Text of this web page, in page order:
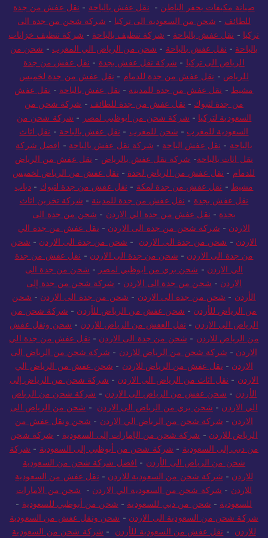
صيانة مكيفات بحفر الباطن - نقل عفش بالباحة - نقل عفش من جدة
للطائف - شحن من السعودية الى تركيا - شركة شحن من جدة الى
تركيا - نقل عفش بالباحة - شركة تنظيف بالباحة - شركة تنظيف خزانات
بالباحة - نقل عفش بالباحة - شحن من الرياض الي المغرب - شحن من
الرياض الى تركيا - شركة نقل عفش بجدة - نقل عفش من جدة
للرياض - نقل عفش من جدة للدمام - نقل عفش من جدة لخميس
مشيط - نقل عفش من جدة للمدينة - نقل عفش بالباحة - نقل عفش
من جدة لتبوك - نقل عفش من جدة للطائف - شركة شحن من
السعودية لتركيا - شركة شحن من ابوظبي لمصر - شركة شحن من
السعودية للمغرب - شحن للمغرب - نقل عفش بالباحة - نقل اثاث
بالباحة - نقل عفش الباحة - شركة نقل عفش بالباحة - افضل شركة
نقل اثاث بالباحة- شركة نقل عفش بالرياض - نقل عفش من الرياض
للدمام - نقل عفش من الرياض لجدة - نقل عفش من الرياض لخميس
مشيط - نقل عفش من جدة لمكة - نقل عفش من جدة لتبوك - دباب
نقل عفش بجدة - نقل عفش من جدة للمدينة - شركة تخزين اثاث
بجدة - نقل عفش من جدة الي الاردن - شحن من جدة الى
الاردن - شركة شحن من جدة الى الاردن - نقل عفش من جدة الي
الاردن - شحن من جدة الى الاردن - شحن من جدة الى الاردن - شحن
من جدة الى الاردن - شحن من جدة الى الاردن - نقل عفش من جدة
الي الاردن - شحن بري من ابوظبي لمصر - شحن من جدة الى
الاردن - شحن من جدة الى الاردن - شركة شحن من جدة إلى
الأردن - شحن من جدة الى الاردن - شحن من جدة الى الاردن - شحن
من الرياض للأردن - شحن عفش من الرياض للأردن - شركة شحن من
الرياض الى الاردن - نقل العفش من الرياض للاردن - شحن ونقل عفش
من الرياض للاردن - شحن من جدة الى الاردن - نقل عفش من جدة الي
الاردن - شركة شحن من الرياض للاردن - شركة شحن من الرياض الى
الاردن - نقل عفش من الرياض للاردن - شحن عفش من الرياض الي
الاردن - نقل اثاث من الرياض الى الاردن - شركة شحن من الرياض إلى
الأردن - شحن عفش من الرياض الى الاردن - شركة شحن من الرياض
الي الاردن - شحن بري من الرياض الى الاردن - شحن من الرياض الى
الاردن - شركة شحن من الرياض الي الاردن - شحن ونقل عفش من
الرياض للاردن - شركة شحن من الإمارات إلى السعودية - شركة شحن
من دبي إلى السعودية - شركة شحن من أبوظبي إلى السعودية - شركة
شحن من الرياض الى الأردن - افضل شركة شحن من السعودية
للاردن - شركة شحن من السعودية للاردن - نقل عفش من السعودية
للاردن - شركة شحن من السعودية الي الاردن - شحن من الامارات
للسعودية - شحن من دبي للسعودية - شحن من أبوظبي للسعودية -
شركة شحن من السعودية الى الاردن - شحن ونقل عفش من السعودية
للاردن - نقل عفش من السعودية للأردن - شركة شحن من السعودية